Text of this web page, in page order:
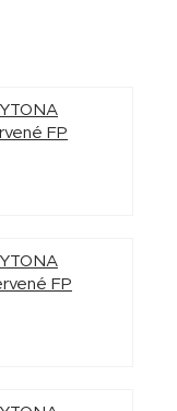
FP
FP